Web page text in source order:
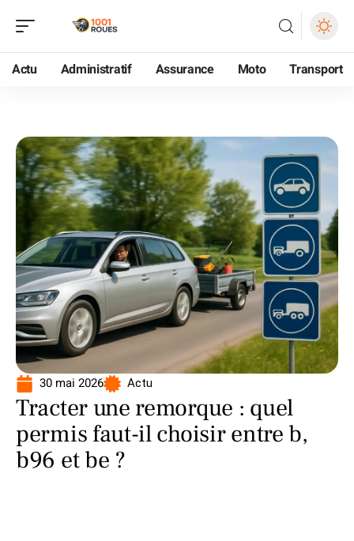
Actu Administratif Assurance Moto Transport
30 mai 2026 Actu
Tracter une remorque : quel
permis faut-il choisir entre b,
b96 et be ?